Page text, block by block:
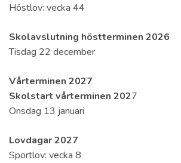
Höstlov: vecka 44
Skolavslutning höstterminen 2026
Tisdag 22 december
Vårterminen 2027
Skolstart vårterminen 2027
Onsdag 13 januari
Lovdagar 2027
Sportlov: vecka 8